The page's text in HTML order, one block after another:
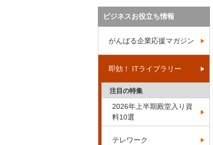
ビジネスお役立ち情報
がんばる企業応援マガジン
即効！ ITライブラリー
注目の特集
2026年上半期殿堂入り資
料10選
テレワーク